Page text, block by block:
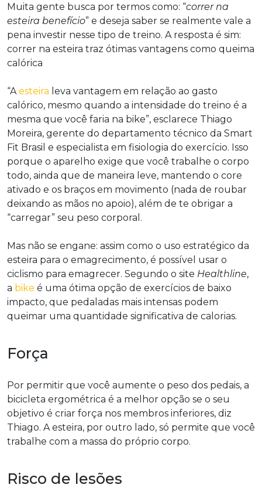
Muita gente busca por termos como: “correr na
esteira benefício” e deseja saber se realmente vale a
pena investir nesse tipo de treino. A resposta é sim:
correr na esteira traz ótimas vantagens como queima
calórica
“Aesteira leva vantagem em relação ao gasto
calórico, mesmo quando a intensidade do treino é a
mesma que você faria na bike”, esclarece Thiago
Moreira, gerente do departamento técnico da Smart
Fit Brasil e especialista em fisiologia do exercício. Isso
porque o aparelho exige que você trabalhe o corpo
todo, ainda que de maneira leve, mantendo o core
ativado e os braços em movimento (nada de roubar
deixando as mãos no apoio), além de te obrigar a
“carregar” seu peso corporal.
Mas não se engane: assim como o uso estratégico da
esteira para o emagrecimento, é possível usar o
ciclismo para emagrecer. Segundo o site Healthline,
a bike é uma ótima opção de exercícios de baixo
impacto, que pedaladas mais intensas podem
queimar uma quantidade significativa de calorias.
Força
Por permitir que você aumente o peso dos pedais, a
bicicleta ergométrica é a melhor opção se o seu
objetivo é criar força nos membros inferiores, diz
Thiago. A esteira, por outro lado, só permite que você
trabalhe com a massa do próprio corpo.
Risco de lesões